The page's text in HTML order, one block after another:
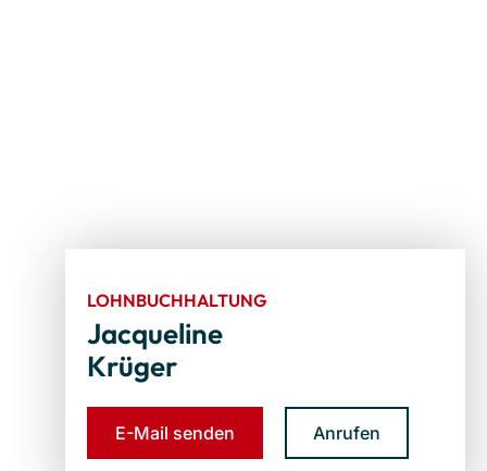
LOHNBUCHHALTUNG
Jacqueline
Krüger
E-Mail senden Anrufen